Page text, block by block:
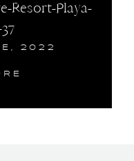
Resort-Playa-
2022